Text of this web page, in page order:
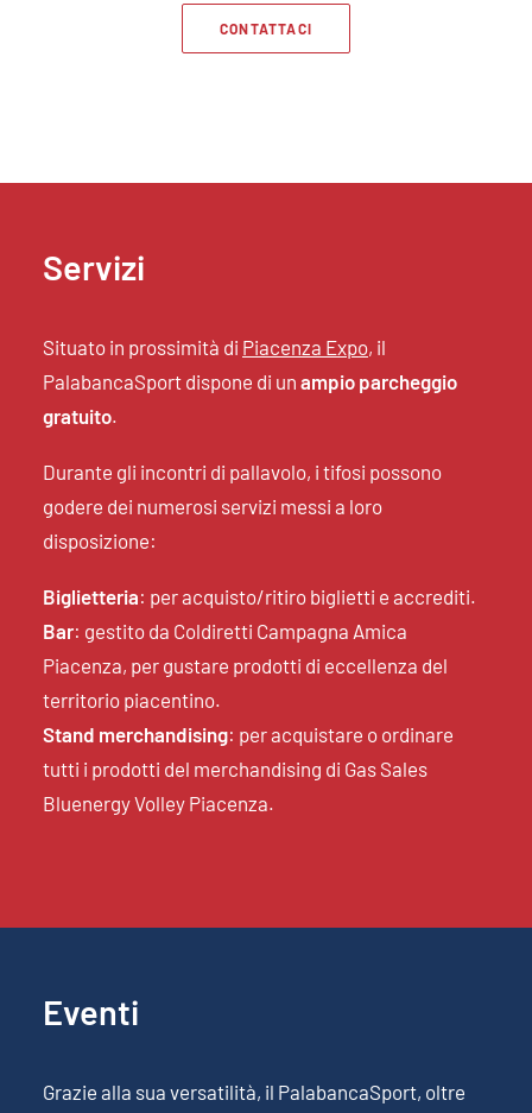
CONTATTACI
Servizi
Situato in prossimità di Piacenza Expo, il
PalabancaSport dispone di un ampio parcheggio
gratuito.
Durante gli incontri di pallavolo, i tifosi possono
godere dei numerosi servizi messi a loro
disposizione:
Biglietteria: per acquisto/ritiro biglietti e accrediti.
Bar: gestito da Coldiretti Campagna Amica
Piacenza, per gustare prodotti di eccellenza del
territorio piacentino.
Stand merchandising: per acquistare o ordinare
tutti i prodotti del merchandising di Gas Sales
Bluenergy Volley Piacenza.
Eventi
Grazie alla sua versatilità, il PalabancaSport, oltre